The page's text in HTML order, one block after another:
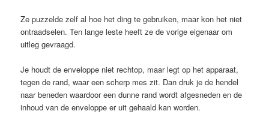
Ze puzzelde zelf al hoe het ding te gebruiken, maar kon het niet
ontraadselen. Ten lange leste heeft ze de vorige eigenaar om
uitleg gevraagd.
Je houdt de enveloppe niet rechtop, maar legt op het apparaat,
tegen de rand, waar een scherp mes zit. Dan druk je de hendel
naar beneden waardoor een dunne rand wordt afgesneden en de
inhoud van de enveloppe er uit gehaald kan worden.